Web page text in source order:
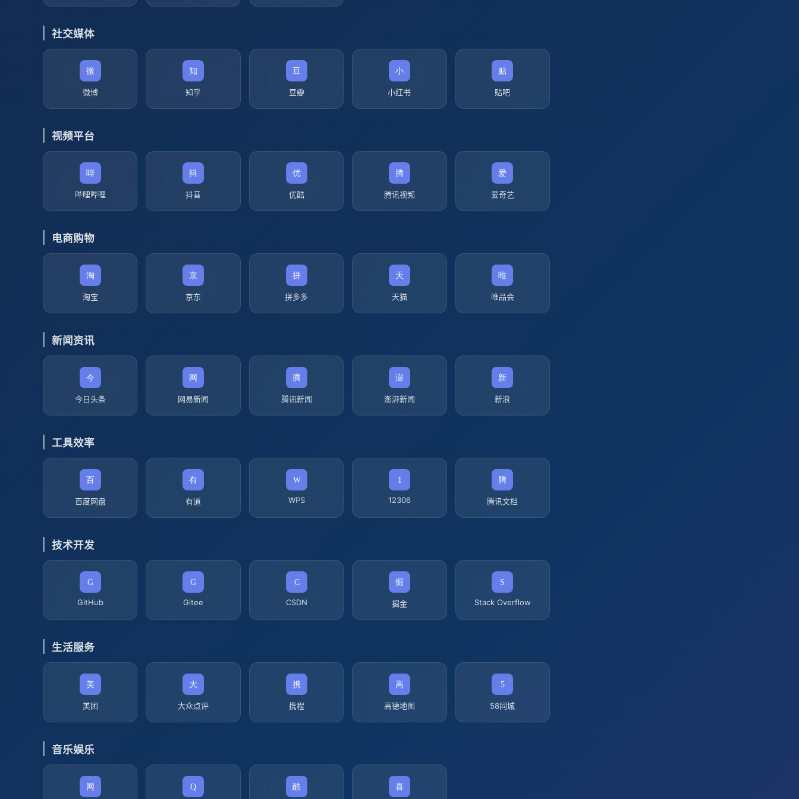
社交媒体
微博 知乎 豆瓣 小红书 贴吧
视频平台
哔哩哔哩 抖音 优酷 腾讯视频 爱奇艺
电商购物
淘宝 京东 拼多多 天猫 唯品会
新闻资讯
今日头条 网易新闻 腾讯新闻 澎湃新闻 新浪
工具效率
百度网盘 有道 WPS 12306 腾讯文档
技术开发
GitHub Gitee CSDN 掘金 Stack Overflow
生活服务
美团 大众点评 携程 高德地图 58同城
音乐娱乐